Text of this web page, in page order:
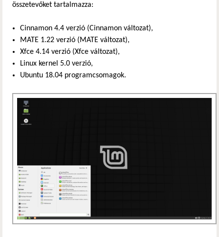
összetevőket tartalmazza:
Cinnamon 4.4 verzió (Cinnamon változat),
MATE 1.22 verzió (MATE változat),
Xfce 4.14 verzió (Xfce változat),
Linux kernel 5.0 verzió,
Ubuntu 18.04 programcsomagok.